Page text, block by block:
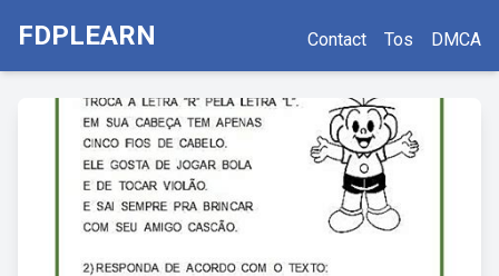
FDPLEARN Contact Tos DMCA